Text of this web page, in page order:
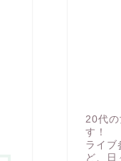
20代の
す！
ライブ
ど、日